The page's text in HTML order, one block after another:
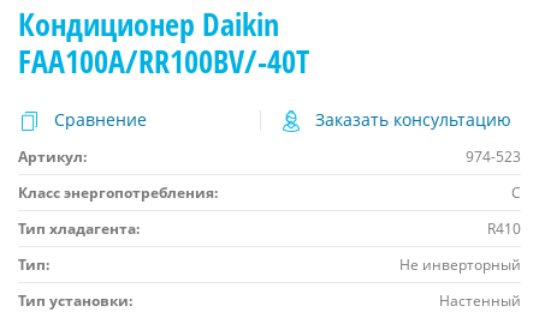
Кондиционер Daikin
FAA100A/RR100BV/-40T
Сравнение Заказать консультацию
Артикул:
974-523
Класс энергопотребления:
C
Тип хладагента:
R410
Тип:
Не инверторный
Тип установки:
Настенный